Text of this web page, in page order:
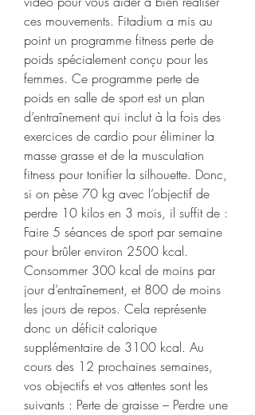
ces mouvements. Fitadium a mis au
point un programme fitness perte de
poids spécialement conçu pour les
femmes. Ce programme perte de
poids en salle de sport est un plan
d’entraînement qui inclut à la fois des
exercices de cardio pour éliminer la
masse grasse et de la musculation
fitness pour tonifier la silhouette. Donc,
si on pèse 70 kg avec l’objectif de
perdre 10 kilos en 3 mois, il suffit de :
Faire 5 séances de sport par semaine
pour brûler environ 2500 kcal.
Consommer 300 kcal de moins par
jour d’entraînement, et 800 de moins
les jours de repos. Cela représente
donc un déficit calorique
supplémentaire de 3100 kcal. Au
cours des 12 prochaines semaines,
vos objectifs et vos attentes sont les
suivants : Perte de graisse – Perdre une